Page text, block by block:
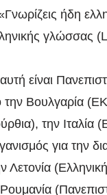
ήδη
γλώσσας
είναι
την Βουλγαρία
την
για την
Λετονία